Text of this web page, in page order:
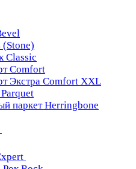
Classic
Comfort
Экстра Comfort XXL
паркет Herringbone